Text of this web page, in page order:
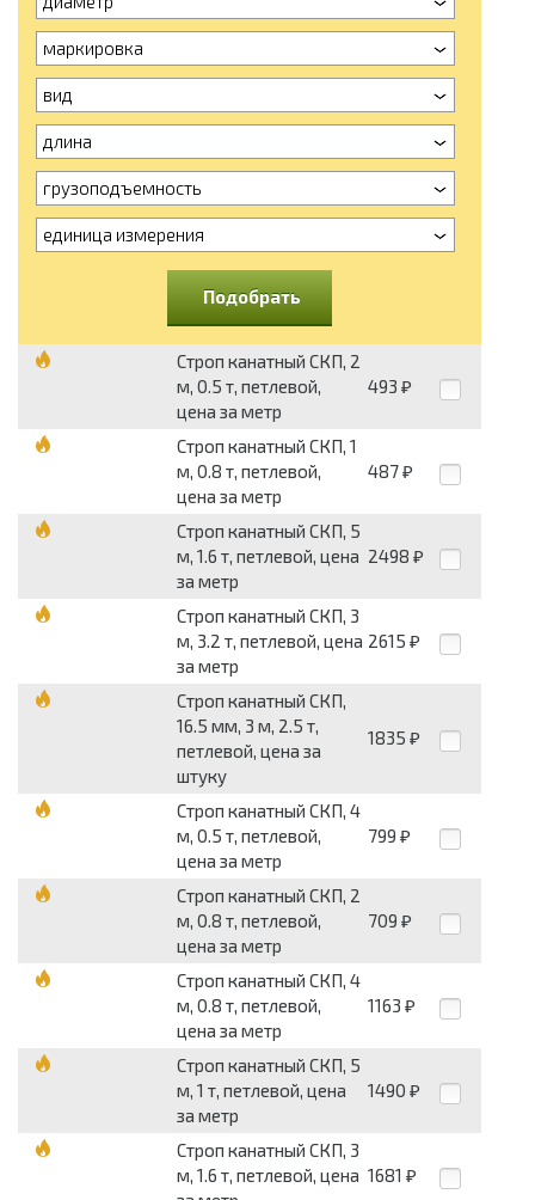
маркировка
вид
длина
грузоподъемность
единица измерения
Подобрать
Строп канатный СКП, 2
м, 0.5 т, петлевой,
цена за метр
493 ₽
Строп канатный СКП, 1
м, 0.8 т, петлевой,
цена за метр
487 ₽
Строп канатный СКП, 5
м, 1.6 т, петлевой, цена
за метр
2498 ₽
Строп канатный СКП, 3
м, 3.2 т, петлевой, цена
за метр
2615 ₽
Строп канатный СКП,
16.5 мм, 3 м, 2.5 т,
петлевой, цена за
штуку
1835 ₽
Строп канатный СКП, 4
м, 0.5 т, петлевой,
цена за метр
799 ₽
Строп канатный СКП, 2
м, 0.8 т, петлевой,
цена за метр
709 ₽
Строп канатный СКП, 4
м, 0.8 т, петлевой,
цена за метр
1163 ₽
Строп канатный СКП, 5
м, 1 т, петлевой, цена
за метр
1490 ₽
Строп канатный СКП, 3
м, 1.6 т, петлевой, цена 1681 ₽